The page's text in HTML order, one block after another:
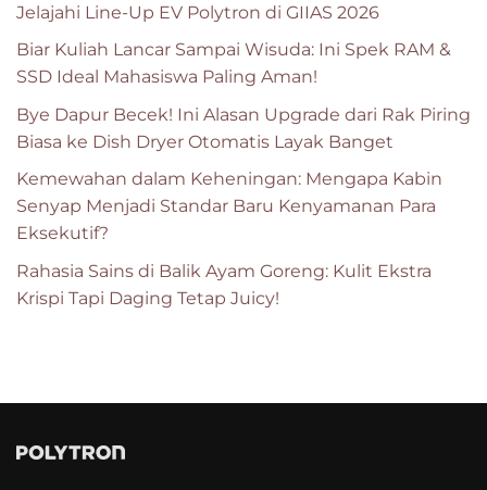
Jelajahi Line-Up EV Polytron di GIIAS 2026
Biar Kuliah Lancar Sampai Wisuda: Ini Spek RAM &
SSD Ideal Mahasiswa Paling Aman!
Bye Dapur Becek! Ini Alasan Upgrade dari Rak Piring
Biasa ke Dish Dryer Otomatis Layak Banget
Kemewahan dalam Keheningan: Mengapa Kabin
Senyap Menjadi Standar Baru Kenyamanan Para
Eksekutif?
Rahasia Sains di Balik Ayam Goreng: Kulit Ekstra
Krispi Tapi Daging Tetap Juicy!